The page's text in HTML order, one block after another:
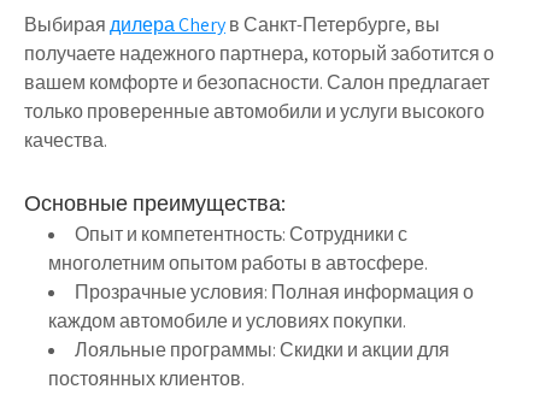
Выбираядилера Cheryв Санкт-Петербурге, вы
получаете надежного партнера, который заботится о
вашем комфорте и безопасности. Салон предлагает
только проверенные автомобили и услуги высокого
качества.
Основные преимущества:
Опыт и компетентность:Сотрудники с
многолетним опытом работы в автосфере.
Прозрачные условия: Полная информация о
каждом автомобиле и условиях покупки.
Лояльные программы:Скидки и акции для
постоянных клиентов.